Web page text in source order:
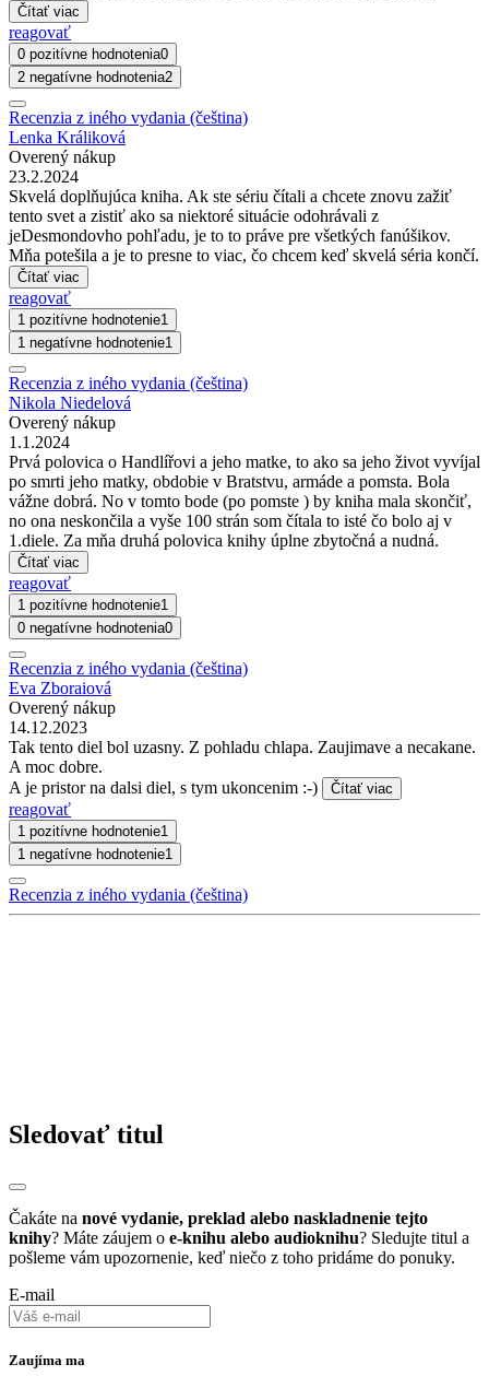
Čítať viac
reagovať
0 pozitívne hodnotenia0
2 negatívne hodnotenia2
Recenzia z iného vydania (čeština)
Lenka Králiková
Overený nákup
23.2.2024
Skvelá doplňujúca kniha. Ak ste sériu čítali a chcete znovu zažiť
tento svet a zistiť ako sa niektoré situácie odohrávali z
jeDesmondovho pohľadu, je to to práve pre všetkých fanúšikov.
Mňa potešila a je to presne to viac, čo chcem keď skvelá séria končí.
Čítať viac
reagovať
1 pozitívne hodnotenie1
1 negatívne hodnotenie1
Recenzia z iného vydania (čeština)
Nikola Niedelová
Overený nákup
1.1.2024
Prvá polovica o Handlířovi a jeho matke, to ako sa jeho život vyvíjal
po smrti jeho matky, obdobie v Bratstvu, armáde a pomsta. Bola
vážne dobrá. No v tomto bode (po pomste ) by kniha mala skončiť,
no ona neskončila a vyše 100 strán som čítala to isté čo bolo aj v
1.diele. Za mňa druhá polovica knihy úplne zbytočná a nudná.
Čítať viac
reagovať
1 pozitívne hodnotenie1
0 negatívne hodnotenia0
Recenzia z iného vydania (čeština)
Eva Zboraiová
Overený nákup
14.12.2023
Tak tento diel bol uzasny. Z pohladu chlapa. Zaujimave a necakane.
A moc dobre.
A je pristor na dalsi diel, s tym ukoncenim :-)
Čítať viac
reagovať
1 pozitívne hodnotenie1
1 negatívne hodnotenie1
Recenzia z iného vydania (čeština)
Sledovať titul
Čakáte na nové vydanie, preklad alebo naskladnenie tejto
knihy? Máte záujem o e-knihu alebo audioknihu? Sledujte titul a
pošleme vám upozornenie, keď niečo z toho pridáme do ponuky.
E-mail
Zaujíma ma